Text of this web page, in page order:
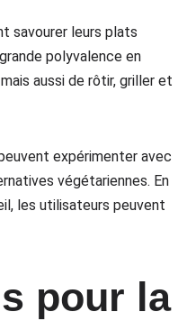
savourer leurs plats
polyvalence en
aussi de rôtir, griller et
expérimenter avec
végétariennes. En
les utilisateurs peuvent
pour la